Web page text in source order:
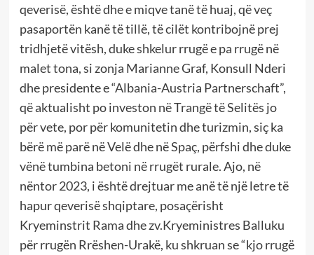
qeverisë, është dhe e miqve tanë të huaj, që veç
pasaportën kanë të tillë, të cilët kontribojnë prej
tridhjetë vitësh, duke shkelur rrugë e pa rrugë në
malet tona, si zonja Marianne Graf, Konsull Nderi
dhe presidente e “Albania-Austria Partnerschaft”,
që aktualisht po investon në Trangë të Selitës jo
për vete, por për komunitetin dhe turizmin, siç ka
bërë më parë në Velë dhe në Spaç, përfshi dhe duke
vënë tumbina betoni në rrugët rurale. Ajo, në
nëntor 2023, i është drejtuar me anë të një letre të
hapur qeverisë shqiptare, posaçërisht
Kryeminstrit Rama dhe zv.Kryeministres Balluku
për rrugën Rrëshen-Urakë, ku shkruan se “kjo rrugë